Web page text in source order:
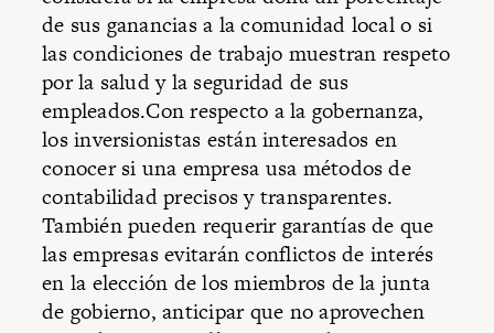
de sus ganancias a la comunidad local o si
las condiciones de trabajo muestran respeto
por la salud y la seguridad de sus
empleados.Con respecto a la gobernanza,
los inversionistas están interesados en
conocer si una empresa usa métodos de
contabilidad precisos y transparentes.
También pueden requerir garantías de que
las empresas evitarán conflictos de interés
en la elección de los miembros de la junta
de gobierno, anticipar que no aprovechen